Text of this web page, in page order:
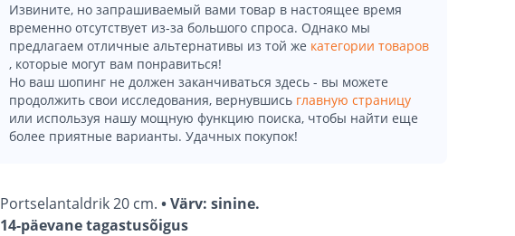
Извините, но запрашиваемый вами товар в настоящее время
временно отсутствует из-за большого спроса. Однако мы
предлагаем отличные альтернативы из той же категории товаров
, которые могут вам понравиться!
Но ваш шопинг не должен заканчиваться здесь - вы можете
продолжить свои исследования, вернувшись главную страницу
или используя нашу мощную функцию поиска, чтобы найти еще
более приятные варианты. Удачных покупок!
Portselantaldrik 20 cm. • Värv: sinine.
14-päevane tagastusõigus